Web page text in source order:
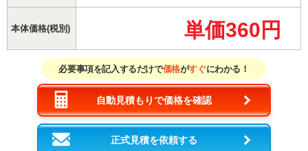
本体価格(税別) 単価360円
必要事項を記入するだけで価格がすぐにわかる！
自動見積もりで価格を確認
正式見積を依頼する